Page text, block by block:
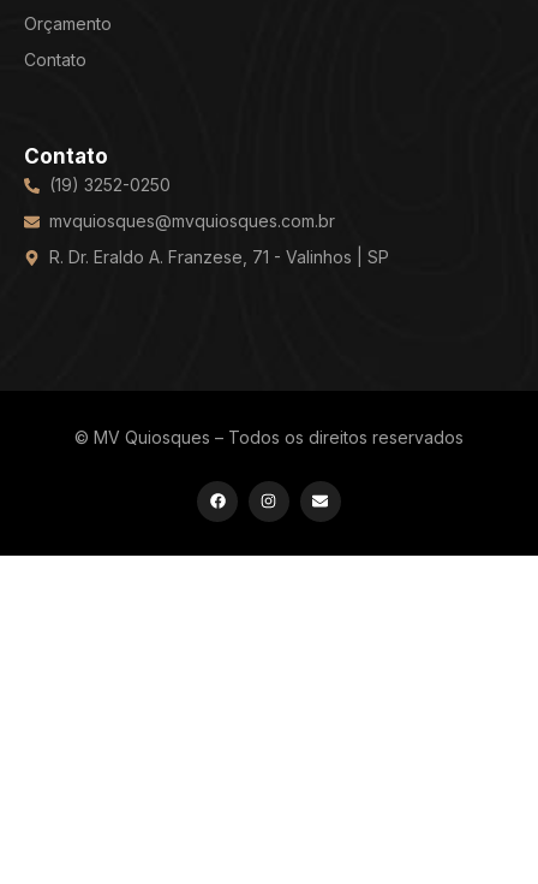
Orçamento
Contato
Contato
(19) 3252-0250
mvquiosques@mvquiosques.com.br
R. Dr. Eraldo A. Franzese, 71 - Valinhos | SP
© MV Quiosques – Todos os direitos reservados